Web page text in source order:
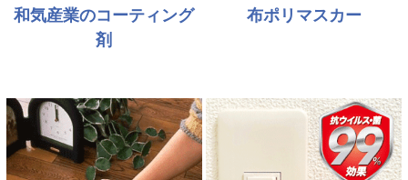
和気産業のコーティング
剤
布ポリマスカー